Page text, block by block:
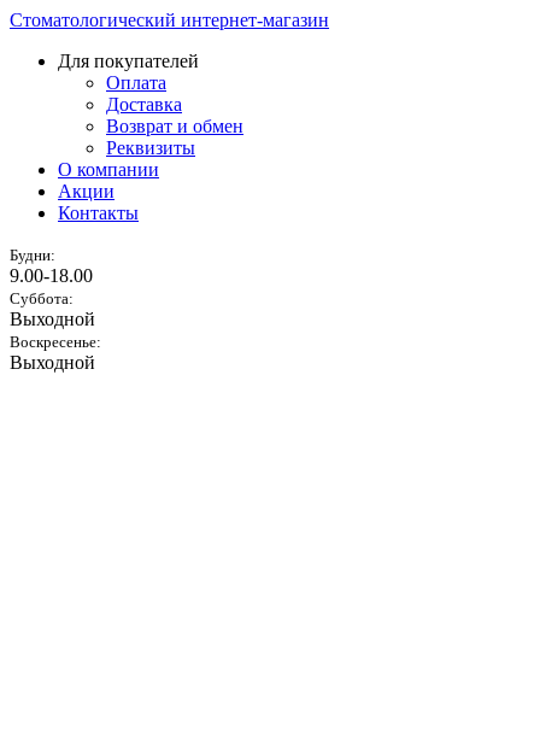
Стоматологический интернет-магазин
Для покупателей
Оплата
Доставка
Возврат и обмен
Реквизиты
О компании
Акции
Контакты
Будни:
9.00-18.00
Суббота:
Выходной
Воскресенье:
Выходной